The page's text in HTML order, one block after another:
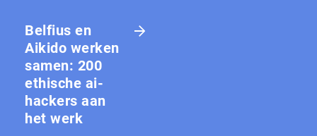
Belfius en
Aikido werken
samen: 200
ethische ai-
hackers aan
het werk